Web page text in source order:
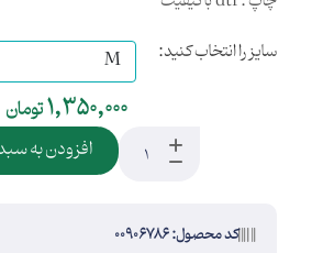
سایز را انتخاب کنید:
1,350,000تومان
افزودن به
کد محصول: 00906786